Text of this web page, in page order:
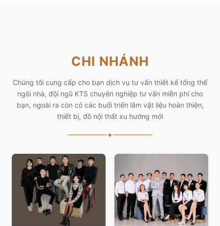
CHI NHÁNH
Chúng tôi cung cấp cho bạn dịch vụ tư vấn thiết kế tổng thể
ngôi nhà, đội ngũ KTS chuyên nghiệp tư vấn miễn phí cho
bạn, ngoài ra còn có các buổi triển lãm vật liệu hoàn thiện,
thiết bị, đồ nội thất xu hướng mới
✦